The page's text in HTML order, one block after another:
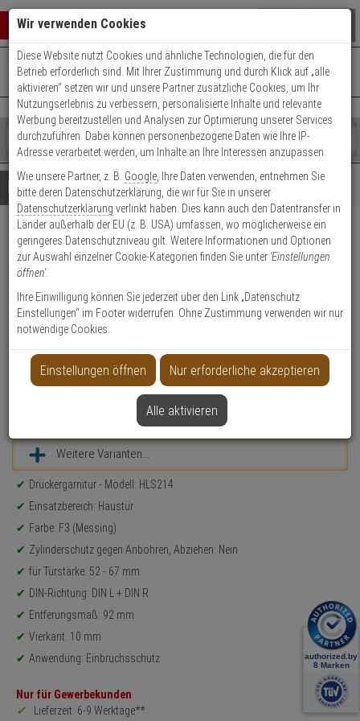
Warenkorb schließen
0 ARTIKEL IM WARENKORB
Ihr Warenkorb ist momentan leer.
Ergebnisse ()
Fertig
Shop
durchsuchen
Bitte
geben
Sie
mindestens
Zeichen
ein,
um
Suche
Es
wurde
noch
Kategorien
Suche
gestartet
+49 (0)821 899 493-0Mo. - Do.: 8:00 - 16:30 | Fr.: 8:00 - 14:00 Uhr
Kontaktservice nutzen
Details Beratung
Abus HLS214 F3
Türschutzbeschlag
Drücker/Drücker
Produktmerkmale
Weitere Varianten...
Produktinformationen
Drückergarnitur - Modell: HLS214
Einsatzbereich: Haustür
Farbe: F3 (Messing)
Zylinderschutz gegen Anbohren, Abziehen: Nein
für Türstärke: 52 - 67 mm
DIN-Richtung: DIN L + DIN R
Entferungsmaß: 92 mm
Vierkant: 10 mm
Anwendung: Einbruchsschutz
Nur für Gewerbekunden
Lieferzeit: 6-9 Werktage**
Wir verwenden Cookies
Diese Website nutzt Cookies und ähnliche Technologien, die für den
Betrieb erforderlich sind. Mit Ihrer Zustimmung und durch Klick auf „alle
aktivieren“ setzen wir und unsere Partner zusätzliche Cookies, um Ihr
Nutzungserlebnis zu verbessern, personalisierte Inhalte und relevante
Werbung bereitzustellen und Analysen zur Optimierung unserer Services
durchzuführen. Dabei können personenbezogene Daten wie Ihre IP-
Adresse verarbeitet werden, um Inhalte an Ihre Interessen anzupassen.
Wie unsere Partner, z. B. Google , Ihre Daten verwenden, entnehmen Sie
bitte deren Datenschutzerklärung, die wir für Sie in unserer
Datenschutzerklärung verlinkt haben. Dies kann auch den Datentransfer in
Länder außerhalb der EU (z. B. USA) umfassen, wo möglicherweise ein
geringeres Datenschutzniveau gilt. Weitere Informationen und Optionen
zur Auswahl einzelner Cookie-Kategorien finden Sie unter 'Einstellungen
öffnen'.
Ihre Einwilligung können Sie jederzeit über den Link „Datenschutz
Einstellungen“ im Footer widerrufen. Ohne Zustimmung verwenden wir nur
notwendige Cookies.
Einstellungen öffnen Nur erforderliche akzeptieren
Alle aktivieren